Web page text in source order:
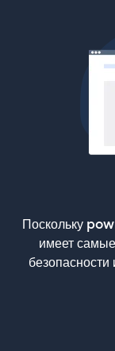
Поскольку
имеет